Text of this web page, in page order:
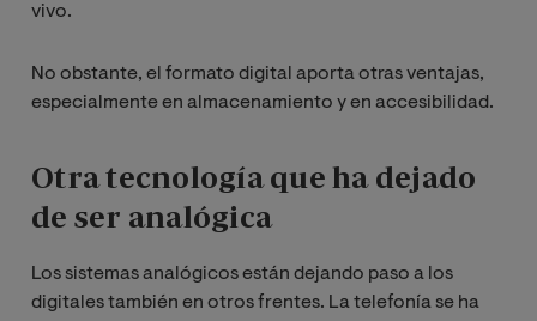
vivo.
No obstante, el formato digital aporta otras ventajas,
especialmente en almacenamiento y en accesibilidad.
Otra tecnología que ha dejado
de ser analógica
Los sistemas analógicos están dejando paso a los
digitales también en otros frentes. La telefonía se ha